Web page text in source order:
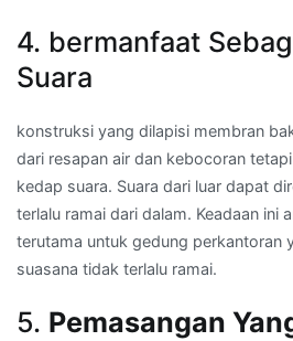
4. bermanfaat
Suara
konstruksi yang dilapisi membran
dari resapan air dan kebocoran
kedap suara. Suara dari luar dapat
terlalu ramai dari dalam. Keadaan ini
terutama untuk gedung perkantoran
suasana tidak terlalu ramai.
5. Pemasangan